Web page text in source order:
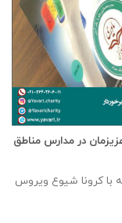
در مدارس مناطق
با کرونا شیوع ویروس